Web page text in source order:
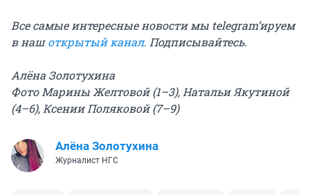
Все самые интересные новости мы telegram’ируем
в нашоткрытый канал. Подписывайтесь.
Алёна Золотухина
Фото Марины Желтовой (1–3), Натальи Якутиной
(4–6), Ксении Поляковой (7–9)
Алёна Золотухина
Журналист НГС